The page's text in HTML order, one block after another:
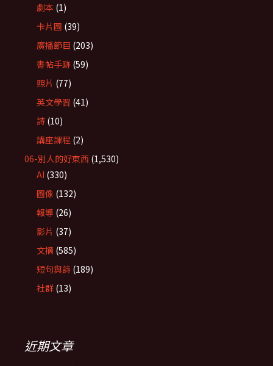
劇本 (1)
卡片圖 (39)
廣播節目 (203)
書帖手跡 (59)
照片 (77)
英文學習 (41)
詩 (10)
講座課程 (2)
06-別人的好東西 (1,530)
AI (330)
圖像 (132)
報導 (26)
影片 (37)
文摘 (585)
短句與詩 (189)
社群 (13)
近期文章